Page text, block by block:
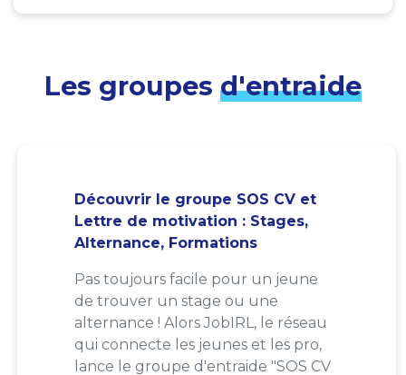
Les groupes d'entraide
Découvrir le groupe SOS CV et
Lettre de motivation : Stages,
Alternance, Formations
Pas toujours facile pour un jeune
de trouver un stage ou une
alternance ! Alors JobIRL, le réseau
qui connecte les jeunes et les pro,
lance le groupe d'entraide "SOS CV